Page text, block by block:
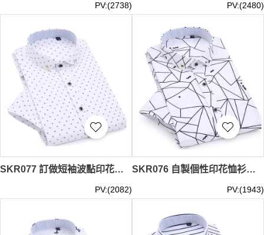
PV:(2738) PV:(2480)
SKR077 訂做短袖波點印花恤衫款式 自製男裝印花恤衫款式 設計休閒印花恤衫款式 印花恤衫製衣廠
PV:(2082)
SKR076 自製個性印花恤衫款式 訂造不規則條紋印花恤衫款式 製作休閒印花恤衫款式 印花恤衫中心
PV:(1943)